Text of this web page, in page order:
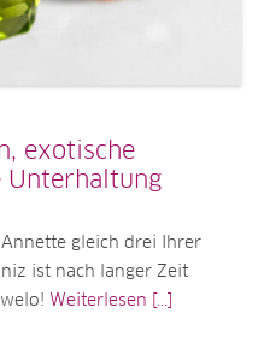
exotische
Unterhaltung
gleich drei Ihrer
ist nach langer Zeit
Weiterlesen [...]